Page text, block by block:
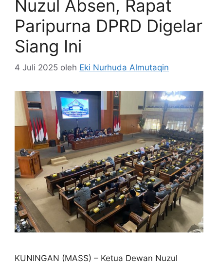
Nuzul Absen, Rapat
Paripurna DPRD Digelar
Siang Ini
4 Juli 2025 oleh Eki Nurhuda Almutaqin
KUNINGAN (MASS) – Ketua Dewan Nuzul